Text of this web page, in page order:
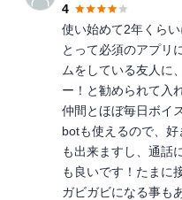
4
使い始めて2年くら
とって必須のアプリ
ムをしている友人に
ー！と勧められて入
仲間とほぼ毎日ボイ
botも使えるので、
も出来ますし、通話
も良いです！たまに
ガビガビになる事も